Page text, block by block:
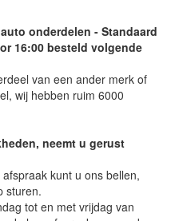
onderdelen - Standaard
16:00 besteld volgende
van een ander merk of
wij hebben ruim 6000
neemt u gerust
kunt u ons bellen,
sturen.
tot en met vrijdag van